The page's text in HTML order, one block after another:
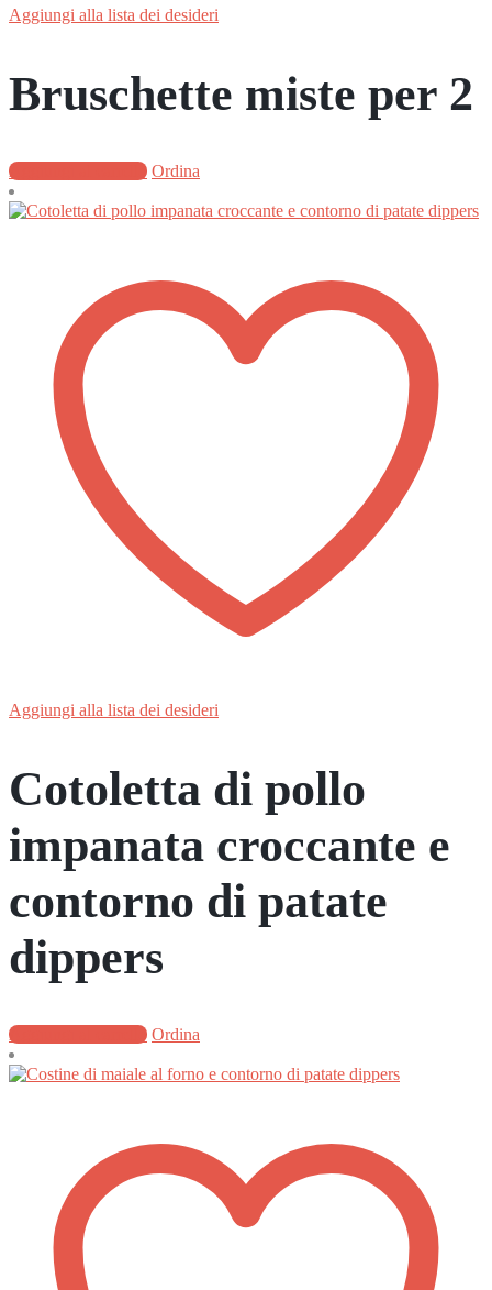
Aggiungi alla lista dei desideri
Bruschette miste per 2
Aggiungi al carrello Ordina
Aggiungi alla lista dei desideri
Cotoletta di pollo
impanata croccante e
contorno di patate
dippers
Aggiungi al carrello Ordina